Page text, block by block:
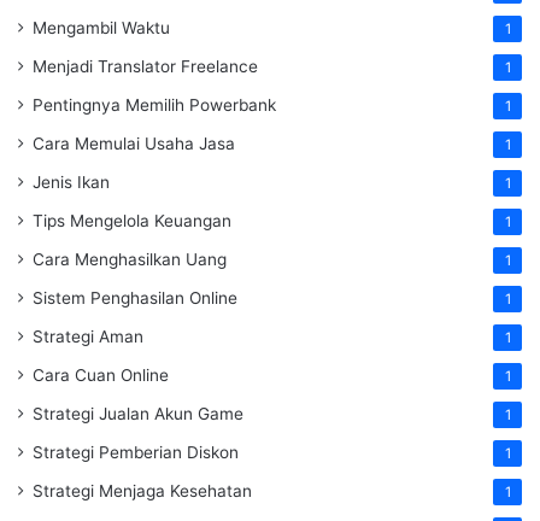
Mengambil Waktu 1
Menjadi Translator Freelance 1
Pentingnya Memilih Powerbank 1
Cara Memulai Usaha Jasa 1
Jenis Ikan 1
Tips Mengelola Keuangan 1
Cara Menghasilkan Uang 1
Sistem Penghasilan Online 1
Strategi Aman 1
Cara Cuan Online 1
Strategi Jualan Akun Game 1
Strategi Pemberian Diskon 1
Strategi Menjaga Kesehatan 1